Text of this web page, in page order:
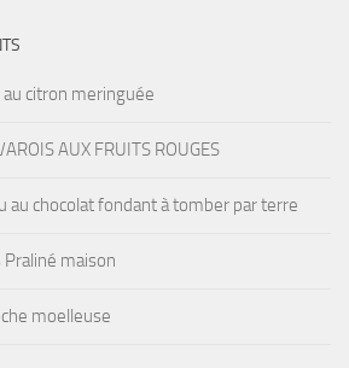
citron meringuée
AUX FRUITS ROUGES
au chocolat fondant à tomber par terre
Praliné maison
moelleuse